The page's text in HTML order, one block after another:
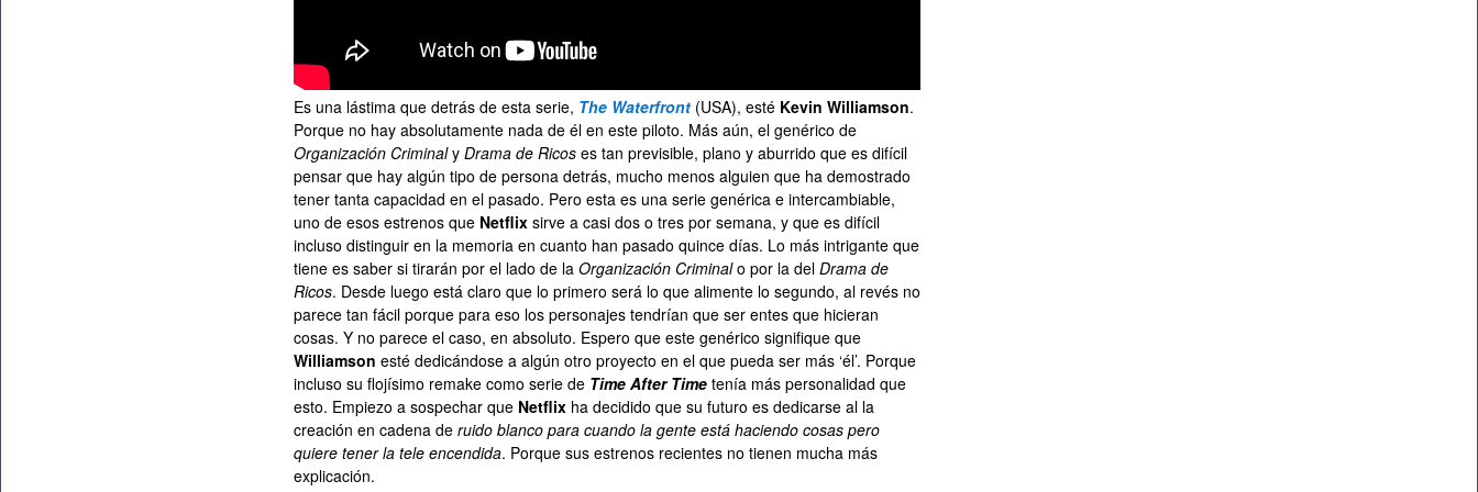
Es una lástima que detrás de esta serie, The Waterfront (USA), esté Kevin Williamson.
Porque no hay absolutamente nada de él en este piloto. Más aún, el genérico de
Organización Criminaly Drama de Ricos es tan previsible, plano y aburrido que es difícil
pensar que hay algún tipo de persona detrás, mucho menos alguien que ha demostrado
tener tanta capacidad en el pasado. Pero esta es una serie genérica e intercambiable,
uno de esos estrenos que Netflix sirve a casi dos o tres por semana, y que es difícil
incluso distinguir en la memoria en cuanto han pasado quince días. Lo más intrigante que
tiene es saber si tirarán por el lado de la Organización Criminalo por la del Drama de
Ricos. Desde luego está claro que lo primero será lo que alimente lo segundo, al revés no
parece tan fácil porque para eso los personajes tendrían que ser entes que hicieran
cosas. Y no parece el caso, en absoluto. Espero que este genérico signifique que
Williamson esté dedicándose a algún otro proyecto en el que pueda ser más ‘él’. Porque
incluso su flojísimo remake como serie de Time After Time tenía más personalidad que
esto. Empiezo a sospechar que Netflix ha decidido que su futuro es dedicarse al la
creación en cadena de ruido blanco para cuando la gente está haciendo cosas pero
quiere tener la tele encendida. Porque sus estrenos recientes no tienen mucha más
explicación.